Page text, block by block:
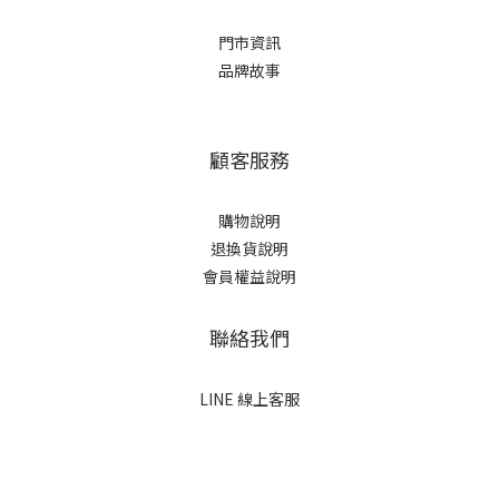
門市資訊
品牌故事
顧客服務
購物說明
退換貨說明
會員權益說明
聯絡我們
LINE 線上客服